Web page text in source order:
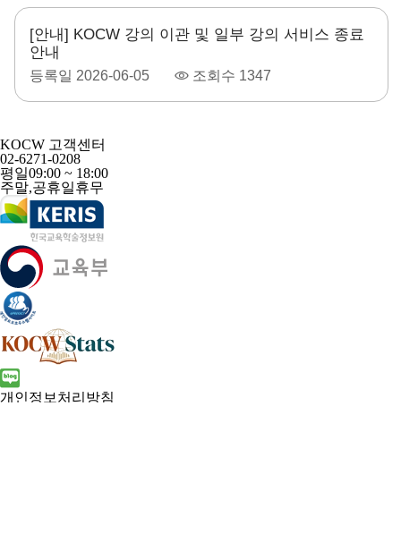
[안내] KOCW 강의 이관 및 일부 강의 서비스 종료
안내
등록일 2026-06-05 조회수 1347
KOCW 고객센터
02-6271-0208
평일09:00 ~ 18:00
주말,공휴일휴무
개인정보처리방침